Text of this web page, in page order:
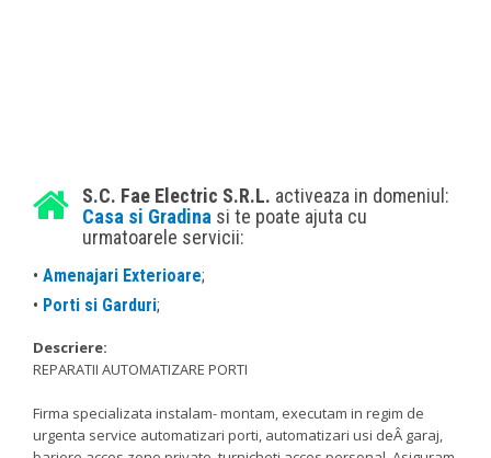
S.C. Fae Electric S.R.L. activeaza in domeniul:
Casa si Gradina si te poate ajuta cu
urmatoarele servicii:
• Amenajari Exterioare;
• Porti si Garduri;
Descriere:
REPARATII AUTOMATIZARE PORTI
Firma specializata instalam- montam, executam in regim de
urgenta service automatizari porti, automatizari usi deÂ garaj,